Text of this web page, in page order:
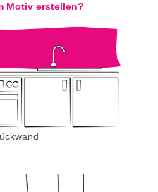
Motiv erstellen?